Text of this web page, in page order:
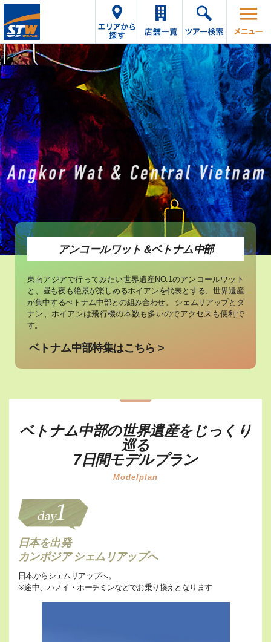
アンコールワット＆ベトナム中部
東南アジアで行ってみたい世界遺産NO.1のアンコールワット
と、昼も夜も絶景が楽しめるホイアンを代表とする、世界遺産
が集中するべトナム中部との組み合わせ。
シェムリアップとダ
ナン、ホイアンは飛行機の本数も多いのでアクセスも便利で
す。
ベトナム中部特集はこちら >
ベトナム中部の世界遺産をじっくり
巡る
7日間モデルプラン
Modelplan
日本を出発
カンボジア シェムリアップへ
日本からシェムリアップへ。
※途中、ハノイ・ホーチミンなどでお乗り換えとなります